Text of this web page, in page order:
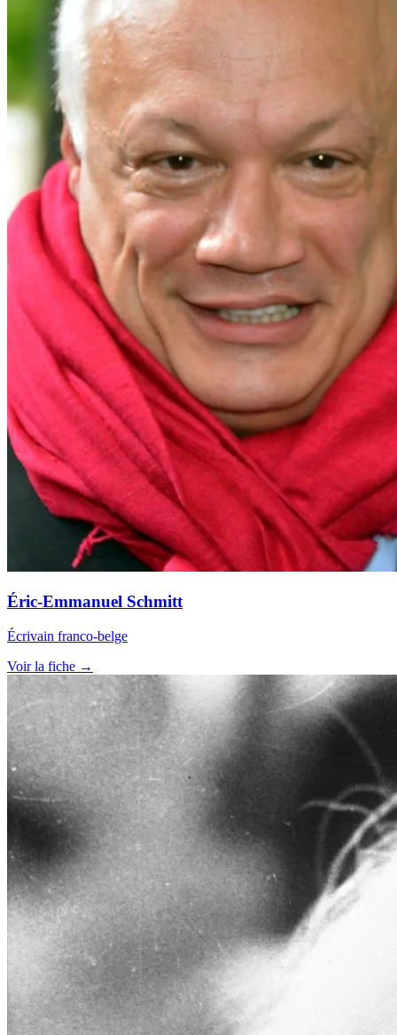
Éric-Emmanuel Schmitt
Écrivain franco-belge
Voir la fiche →